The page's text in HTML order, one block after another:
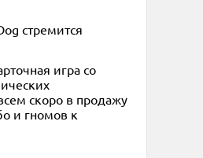
стремится
игра со
скоро в продажу
и гномов к